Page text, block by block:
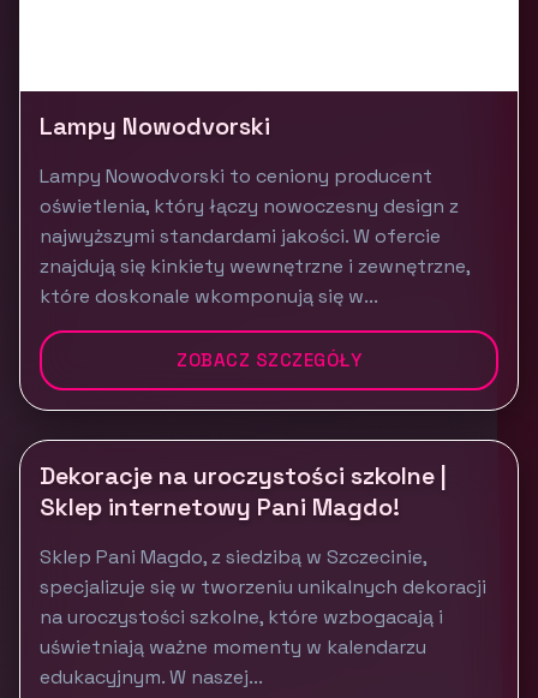
Lampy Nowodvorski
Lampy Nowodvorski to ceniony producent
oświetlenia, który łączy nowoczesny design z
najwyższymi standardami jakości. W ofercie
znajdują się kinkiety wewnętrzne i zewnętrzne,
które doskonale wkomponują się w...
ZOBACZ SZCZEGÓŁY
Dekoracje na uroczystości szkolne |
Sklep internetowy Pani Magdo!
Sklep Pani Magdo, z siedzibą w Szczecinie,
specjalizuje się w tworzeniu unikalnych dekoracji
na uroczystości szkolne, które wzbogacają i
uświetniają ważne momenty w kalendarzu
edukacyjnym. W naszej...